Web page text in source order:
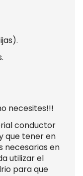
necesites!!!
conductor
que tener en
necesarias en
utilizar el
para que